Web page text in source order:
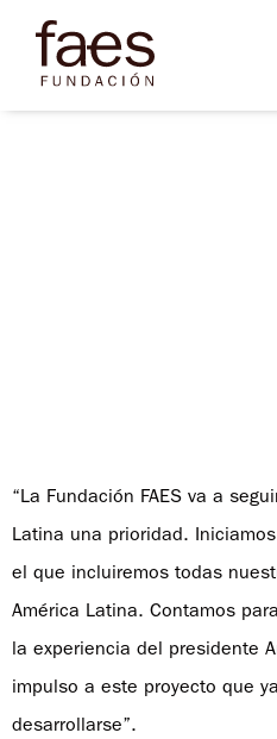
“La Fundación FAES va a
Latina una prioridad. Iniciamos
el que incluiremos todas
América Latina. Contamos
la experiencia del presidente
impulso a este proyecto que
desarrollarse”.